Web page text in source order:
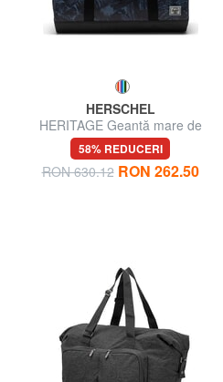
HERSCHEL
HERITAGE Geantă mare de
voiaj cu curea de umăr
58% REDUCERI
RON 630.12 RON 262.50